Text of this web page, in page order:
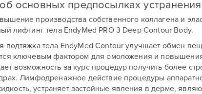
основных предпосылках
производства собственного коллагена и
лифтинг тела EndyMed PRO 3 Deep Contour Body.
подтяжка тела EndyMed Contour улучшает обмен
ключевым фактором для омоложения и
возможность за курс процедур получить более
Лимфодренажное действие процедуры
устраняет застойные явления в дерме,